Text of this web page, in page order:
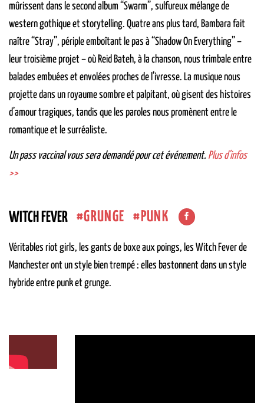
mûrissent dans le second album “Swarm”, sulfureux mélange de
western gothique et storytelling. Quatre ans plus tard, Bambara fait
naître “Stray”, périple emboîtant le pas à “Shadow On Everything” –
leur troisième projet – où Reid Bateh, à la chanson, nous trimbale entre
balades embuées et envolées proches de l’ivresse. La musique nous
projette dans un royaume sombre et palpitant, où gisent des histoires
d’amour tragiques, tandis que les paroles nous promènententre le
romantique et le surréaliste.
Un pass vaccinal vous sera demandé pour cet événement. Plus d’infos
>>
WITCH FEVER GRUNGE PUNK
Véritables riot girls, les gants de boxe aux poings, les Witch Fever de
Manchester ont un style bien trempé : elles bastonnent dans un style
hybride entre punk et grunge.